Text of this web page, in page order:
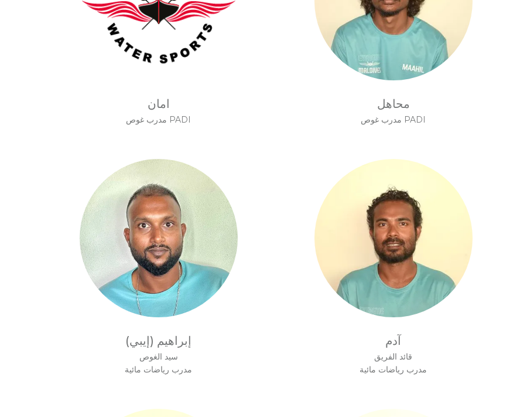
امان
مدرب غوص PADI
محاهل
مدرب غوص PADI
إبراهيم (إيبي)
سيد الغوص
مدرب رياضات مائية
آدم
قائد الفريق
مدرب رياضات مائية